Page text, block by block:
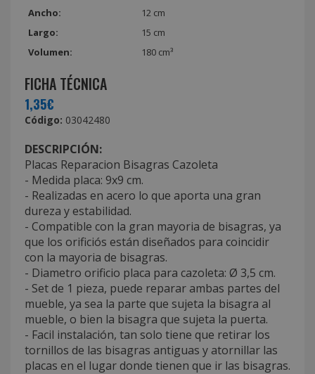
Ancho:
12 cm
Largo:
15 cm
Volumen:
180 cm³
FICHA TÉCNICA
1,35€
Código: 03042480
DESCRIPCIÓN:
Placas Reparacion Bisagras Cazoleta
- Medida placa: 9x9 cm.
- Realizadas en acero lo que aporta una gran
dureza y estabilidad.
- Compatible con la gran mayoria de bisagras, ya
que los orificiós están diseñados para coincidir
con la mayoria de bisagras.
- Diametro orificio placa para cazoleta: Ø 3,5 cm.
- Set de 1 pieza, puede reparar ambas partes del
mueble, ya sea la parte que sujeta la bisagra al
mueble, o bien la bisagra que sujeta la puerta.
- Facil instalación, tan solo tiene que retirar los
tornillos de las bisagras antiguas y atornillar las
placas en el lugar donde tienen que ir las bisagras.